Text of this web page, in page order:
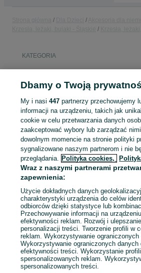
KATEGORIA
ID:1046123573
Zaloguj się lub załóż konto na OLX,
sprzedającym
Zaloguj się / Załóż konto
Wyślij
Dbamy o Twoją
My i nasi447 partnerzy przechowujemy
informacji na urządzeniu, takich jak
cookie w celu przetwarzania danych
zaakceptować wybory lub zarządzać
dowolnym momencie na stronie polityki
sygnalizowane naszym partnerom i nie
przeglądania. Polityka cookies,
Wraz z naszymi partnerami
zapewnienia:
Użycie dokładnych danych
charakterystyki urządzenia do celów
odbiorców dzięki statystyce lub
Przechowywanie informacji na
efektywności reklam. Rozwój i
personalizacji treści. Tworzenie profili w
reklam. Wykorzystywanie
Wykorzystywanie ograniczonych
efektywności treści. Wykorzystanie
spersonalizowanych reklam.
spersonalizowanych treści.